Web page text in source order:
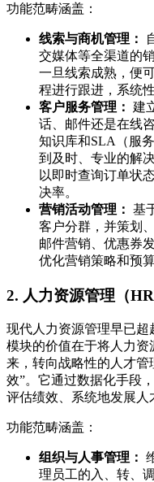
功能范畴涵盖：
线索与商机管理：
交媒体等全渠道的
一旦线索成熟，便
程进行跟进，系统
客户服务管理： 建
话、邮件还是在线
知识库和SLA（服
到及时、专业的解
以即时查询订单状
决率。
营销活动管理： 基
客户分群，并策划
邮件营销、优惠券
优化营销策略和预
2. 人力资源管理（
现代人力资源管理早已超
模块的价值在于将人力资
来，转向战略性的人才管
效”。它通过数据化手段
评估绩效、系统地发展人
功能范畴涵盖：
组织与人事管理：
理员工的入、转、